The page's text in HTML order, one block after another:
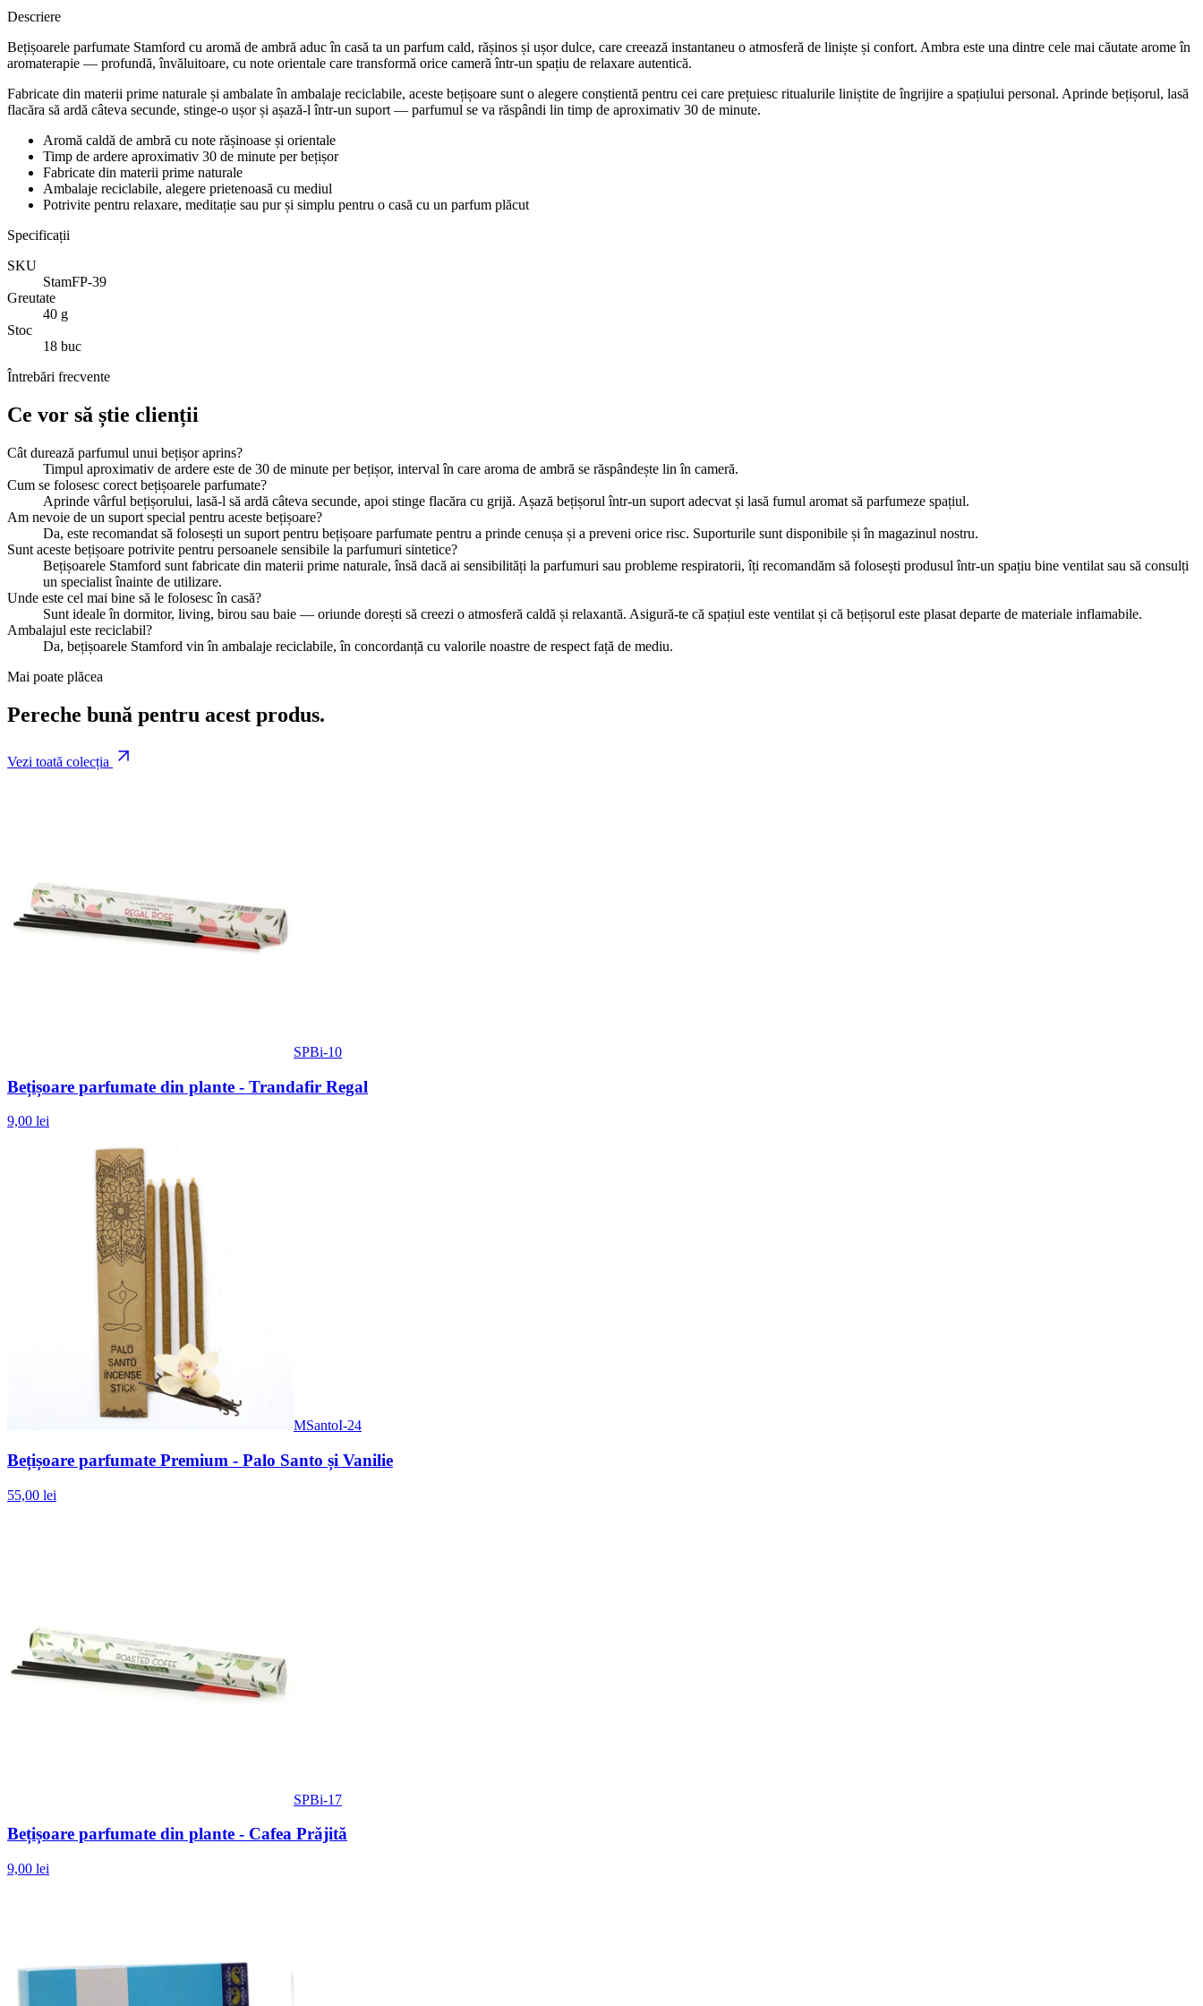
Descriere
Bețișoarele parfumate Stamford cu aromă de ambră aduc în casă ta un parfum cald, rășinos și ușor dulce, care creează instantaneu o atmosferă de liniște și confort. Ambra este una dintre cele mai căutate arome în
aromaterapie — profundă, învăluitoare, cu note orientale care transformă orice cameră într-un spațiu de relaxare autentică.
Fabricate din materii prime naturale și ambalate în ambalaje reciclabile, aceste bețișoare sunt o alegere conștientă pentru cei care prețuiesc ritualurile liniștite de îngrijire a spațiului personal. Aprinde bețișorul, lasă
flacăra să ardă câteva secunde, stinge-o ușor și așază-l într-un suport — parfumul se va răspândi lin timp de aproximativ 30 de minute.
Aromă caldă de ambră cu note rășinoase și orientale
Timp de ardere aproximativ 30 de minute per bețișor
Fabricate din materii prime naturale
Ambalaje reciclabile, alegere prietenoasă cu mediul
Potrivite pentru relaxare, meditație sau pur și simplu pentru o casă cu un parfum plăcut
Specificații
SKU
StamFP-39
Greutate
40 g
Stoc
18 buc
Întrebări frecvente
Ce vor să știe clienții
Cât durează parfumul unui bețișor aprins?
Timpul aproximativ de ardere este de 30 de minute per bețișor, interval în care aroma de ambră se răspândește lin în cameră.
Cum se folosesc corect bețișoarele parfumate?
Aprinde vârful bețișorului, lasă-l să ardă câteva secunde, apoi stinge flacăra cu grijă. Așază bețișorul într-un suport adecvat și lasă fumul aromat să parfumeze spațiul.
Am nevoie de un suport special pentru aceste bețișoare?
Da, este recomandat să folosești un suport pentru bețișoare parfumate pentru a prinde cenușa și a preveni orice risc. Suporturile sunt disponibile și în magazinul nostru.
Sunt aceste bețișoare potrivite pentru persoanele sensibile la parfumuri sintetice?
Bețișoarele Stamford sunt fabricate din materii prime naturale, însă dacă ai sensibilități la parfumuri sau probleme respiratorii, îți recomandăm să folosești produsul într-un spațiu bine ventilat sau să consulți
un specialist înainte de utilizare.
Unde este cel mai bine să le folosesc în casă?
Sunt ideale în dormitor, living, birou sau baie — oriunde dorești să creezi o atmosferă caldă și relaxantă. Asigură-te că spațiul este ventilat și că bețișorul este plasat departe de materiale inflamabile.
Ambalajul este reciclabil?
Da, bețișoarele Stamford vin în ambalaje reciclabile, în concordanță cu valorile noastre de respect față de mediu.
Mai poate plăcea
Pereche bună pentru acest produs.
Vezi toată colecția
SPBi-10
Bețișoare parfumate din plante - Trandafir Regal
9,00 lei
MSantoI-24
Bețișoare parfumate Premium - Palo Santo și Vanilie
55,00 lei
SPBi-17
Bețișoare parfumate din plante - Cafea Prăjită
9,00 lei